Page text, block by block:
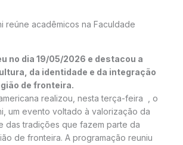
reúne acadêmicos na Faculdade
no dia 19/05/2026 e destacou a
da identidade e da integração
de fronteira.
realizou, nesta terça-feira , o
um evento voltado à valorização da
das tradições que fazem parte da
de fronteira. A programação reuniu